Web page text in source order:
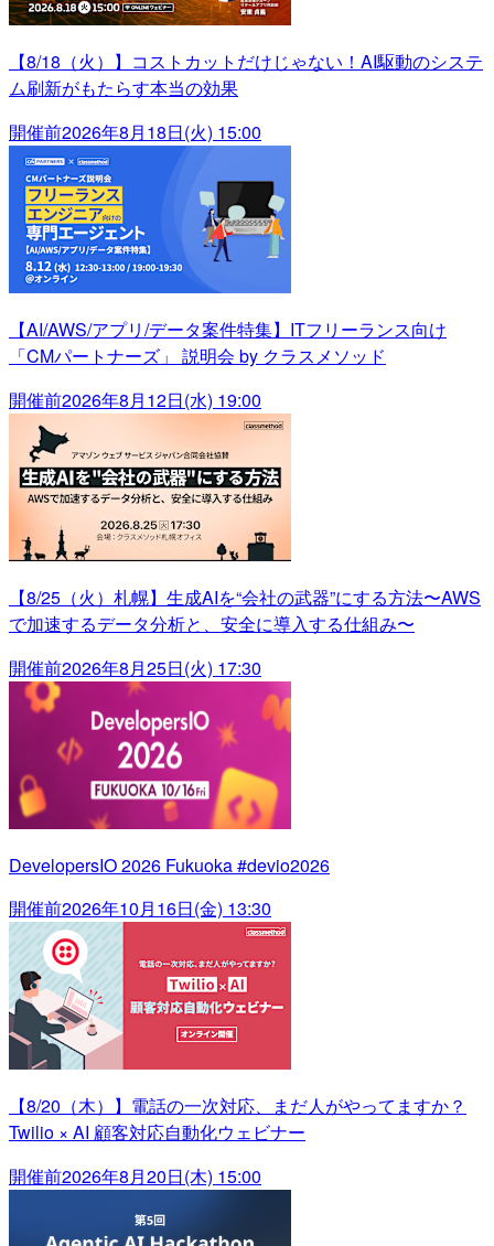
【8/18（火）】コストカットだけじゃない！AI駆動のシステ
ム刷新がもたらす本当の効果
開催前2026年8月18日(火) 15:00
【AI/AWS/アプリ/データ案件特集】ITフリーランス向け
「CMパートナーズ」 説明会 by クラスメソッド
開催前2026年8月12日(水) 19:00
【8/25（火）札幌】生成AIを“会社の武器”にする方法〜AWS
で加速するデータ分析と、安全に導入する仕組み〜
開催前2026年8月25日(火) 17:30
DevelopersIO 2026 Fukuoka #devio2026
開催前2026年10月16日(金) 13:30
【8/20（木）】電話の一次対応、まだ人がやってますか？
Twilio × AI 顧客対応自動化ウェビナー
開催前2026年8月20日(木) 15:00